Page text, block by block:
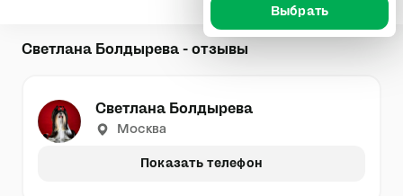
Светлана Болдырева - отзывы
Светлана Болдырева
Москва
Показать телефон
Выбрать